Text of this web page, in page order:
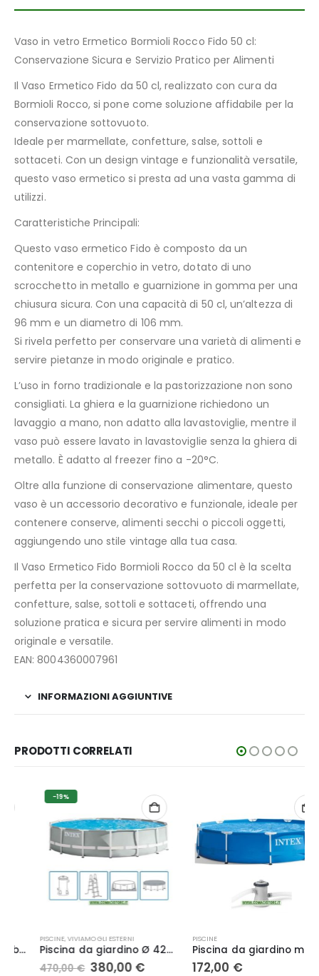
Vaso in vetro Ermetico Bormioli Rocco Fido 50 cl:
Conservazione Sicura e Servizio Pratico per Alimenti
Il Vaso Ermetico Fido da 50 cl, realizzato con cura da
Bormioli Rocco, si pone come soluzione affidabile per la
conservazione sottovuoto.
Ideale per marmellate, confetture, salse, sottoli e
sottaceti. Con un design vintage e funzionalità versatile,
questo vaso ermetico si presta ad una vasta gamma di
utilizzi.
Caratteristiche Principali:
Questo vaso ermetico Fido è composto da un
contenitore e coperchio in vetro, dotato di uno
scrocchetto in metallo e guarnizione in gomma per una
chiusura sicura. Con una capacità di 50 cl, un’altezza di
96 mm e un diametro di 106 mm.
Si rivela perfetto per conservare una varietà di alimenti e
servire pietanze in modo originale e pratico.
L’uso in forno tradizionale e la pastorizzazione non sono
consigliati. La ghiera e la guarnizione richiedono un
lavaggio a mano, non adatto alla lavastoviglie, mentre il
vaso può essere lavato in lavastoviglie senza la ghiera di
metallo. È adatto al freezer fino a -20°C.
Oltre alla funzione di conservazione alimentare, questo
vaso è un accessorio decorativo e funzionale, ideale per
contenere conserve, alimenti secchi o piccoli oggetti,
aggiungendo uno stile vintage alla tua casa.
Il Vaso Ermetico Fido Bormioli Rocco da 50 cl è la scelta
perfetta per la conservazione sottovuoto di marmellate,
confetture, salse, sottoli e sottaceti, offrendo una
soluzione pratica e sicura per servire alimenti in modo
originale e versatile.
EAN: 8004360007961
INFORMAZIONI AGGIUNTIVE
PRODOTTI CORRELATI
,VIVIAMO GLI ESTERNI
Piscina da giardino Ø 427x107cm Intex 26720 Piscina prisma frame set con pompa, scaletta, copertura
470,00€ Il
380,00€Il
Piscina da giardino metal frame 305 x 76 INTEX 28202NP
172,00€